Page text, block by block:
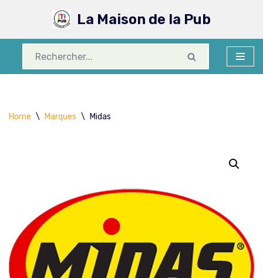
contenu
La Maison de la Pub
Home \ Marques \ Midas